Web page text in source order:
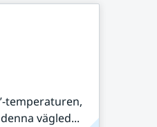
temperaturen,
vägled...